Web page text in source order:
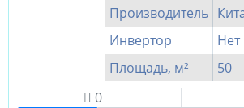
Производитель
Инвертор
Нет
Площадь, м²
50
0